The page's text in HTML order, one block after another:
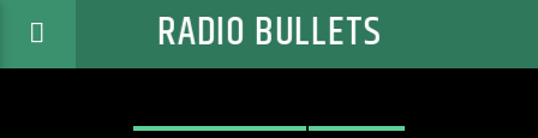
RADIO BULLETS